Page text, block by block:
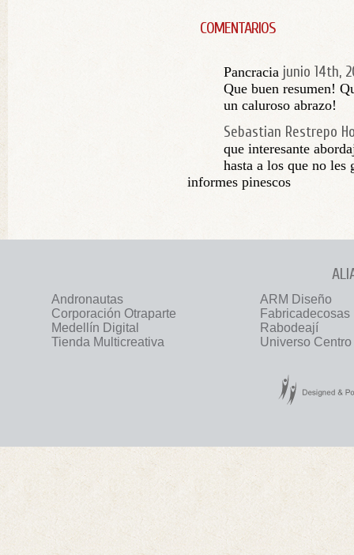
COMENTARIOS
Pancracia junio 14th,
Que buen resumen!
un caluroso abrazo!
Sebastian Restrepo
que interesante
hasta a los que no les
informes pinescos
Andronautas
ARM Diseño
Corporación Otraparte
Fabricadecosas
Medellín Digital
Rabodeají
Tienda Multicreativa
Universo Centro